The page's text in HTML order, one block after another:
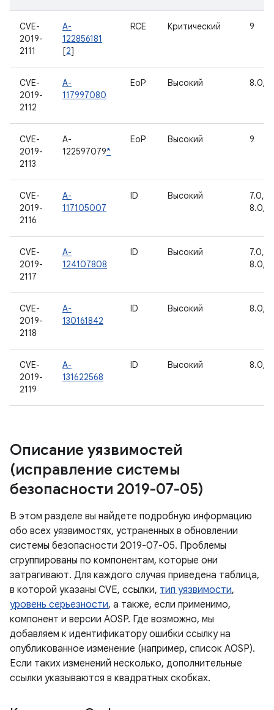
CVE-
2019-
2111
A-
122856181
[2]
RCE Критический 9
CVE-
2019-
2112
A-
117997080
EoP Высокий 8.0,
CVE-
2019-
2113
A-
122597079*
EoP Высокий 9
CVE-
2019-
2116
A-
117105007
ID Высокий
7.0,
8.0,
CVE-
2019-
2117
A-
124107808
ID Высокий
7.0,
8.0,
CVE-
2019-
2118
A-
130161842
ID Высокий 8.0,
CVE-
2019-
2119
A-
131622568
ID Высокий 8.0,
Описание уязвимостей
(исправление системы
безопасности 2019-07-05)
В этом разделе вы найдете подробную информацию
обо всех уязвимостях, устраненных в обновлении
системы безопасности 2019-07-05. Проблемы
сгруппированы по компонентам, которые они
затрагивают. Для каждого случая приведена таблица,
в которой указаны CVE, ссылки, тип уязвимости,
уровень серьезности, а также, если применимо,
компонент и версии AOSP. Где возможно, мы
добавляем к идентификатору ошибки ссылку на
опубликованное изменение (например, список AOSP).
Если таких изменений несколько, дополнительные
ссылки указываются в квадратных скобках.